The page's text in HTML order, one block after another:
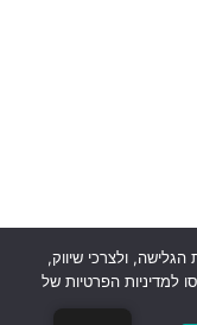
הגלישה, ולצרכי שיווק,
למדיניות הפרטיות של